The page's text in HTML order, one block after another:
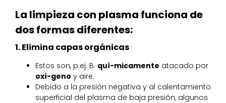
La limpieza con plasma funciona de
dos formas diferentes:
1. Elimina capas orgánicas
Estos son, p.ej. B. quí-micamente atacado por
oxí-geno y aire.
Debido a la presión negativa y al calentamiento
superficial del plasma de baja presión, algunos